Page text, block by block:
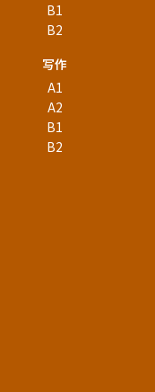
B1
B2
写作
A1
A2
B1
B2